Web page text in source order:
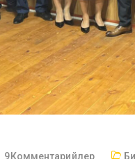
9Комментарийлер